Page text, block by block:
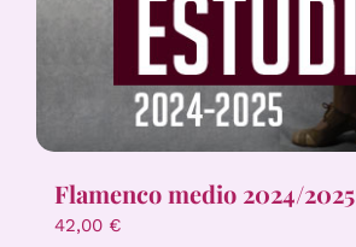
Flamenco medio 2024/2025
42,00 €